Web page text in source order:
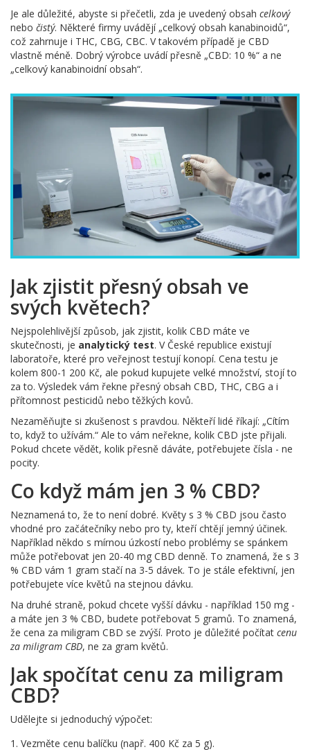
Je ale důležité, abyste si přečetli, zda je uvedený obsah celkový
nebo čistý. Některé firmy uvádějí „celkový obsah kanabinoidů“,
což zahrnuje i THC, CBG, CBC. V takovém případě je CBD
vlastně méně. Dobrý výrobce uvádí přesně „CBD: 10 %“ a ne
„celkový kanabinoidní obsah“.
Jak zjistit přesný obsah ve
svých květech?
Nejspolehlivější způsob, jak zjistit, kolik CBD máte ve
skutečnosti, je analytický test. V České republice existují
laboratoře, které pro veřejnost testují konopí. Cena testu je
kolem 800-1 200 Kč, ale pokud kupujete velké množství, stojí to
za to. Výsledek vám řekne přesný obsah CBD, THC, CBG a i
přítomnost pesticidů nebo těžkých kovů.
Nezaměňujte si zkušenost s pravdou. Někteří lidé říkají: „Cítím
to, když to užívám.“ Ale to vám neřekne, kolik CBD jste přijali.
Pokud chcete vědět, kolik přesně dáváte, potřebujete čísla - ne
pocity.
Co když mám jen 3 % CBD?
Neznamená to, že to není dobré. Květy s 3 % CBD jsou často
vhodné pro začátečníky nebo pro ty, kteří chtějí jemný účinek.
Například někdo s mírnou úzkostí nebo problémy se spánkem
může potřebovat jen 20-40 mg CBD denně. To znamená, že s 3
% CBD vám 1 gram stačí na 3-5 dávek. To je stále efektivní, jen
potřebujete více květů na stejnou dávku.
Na druhé straně, pokud chcete vyšší dávku - například 150 mg -
a máte jen 3 % CBD, budete potřebovat 5 gramů. To znamená,
že cena za miligram CBD se zvýší. Proto je důležité počítat cenu
za miligram CBD, ne za gram květů.
Jak spočítat cenu za miligram
CBD?
Udělejte si jednoduchý výpočet:
Vezměte cenu balíčku (např. 400 Kč za 5 g).